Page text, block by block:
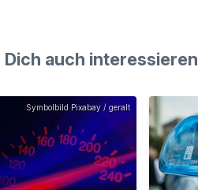
Dich auch interessieren
Symbolbild Pixabay / geralt